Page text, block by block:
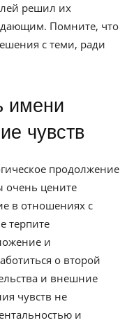
решил их
Помните, что
с теми, ради
чувств
продолжение
очень цените
в отношениях с
терпите
и
о второй
и внешние
чувств не
и